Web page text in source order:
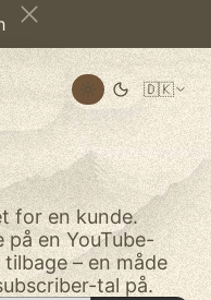
🇩🇰
for en kunde.
på en YouTube-
– en måde
tal på.